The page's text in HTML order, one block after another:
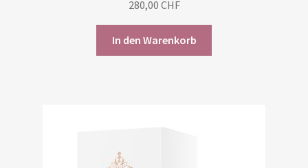
280,00 CHF
In den Warenkorb